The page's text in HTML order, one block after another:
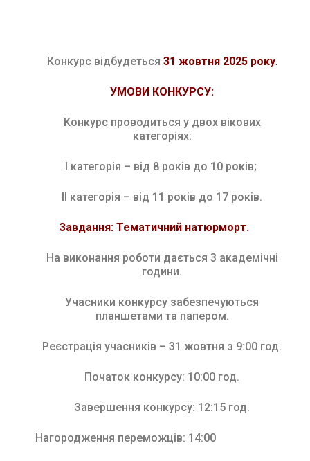
Конкурс відбудеться 31 жовтня 2025 року.
УМОВИ КОНКУРСУ:
Конкурс проводиться у двох вікових
категоріях:
І категорія – від 8 років до 10 років;
ІІ категорія – від 11 років до 17 років.
Завдання: Тематичний натюрморт.
На виконання роботи дається 3 академічні
години.
Учасники конкурсу забезпечуються
планшетами та папером.
Реєстрація учасників – 31 жовтня з 9:00 год.
Початок конкурсу: 10:00 год.
Завершення конкурсу: 12:15 год.
Нагородження переможців: 14:00